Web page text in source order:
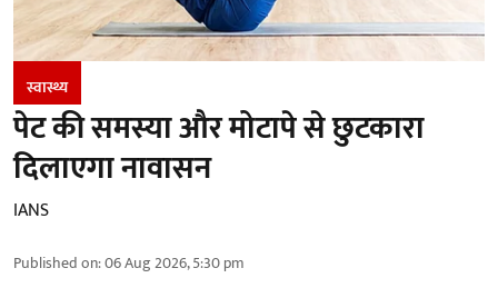
स्वास्थ्य
पेट की समस्या और मोटापे से छुटकारा
दिलाएगा नावासन
IANS
Published on:06 Aug 2026, 5:30 pm